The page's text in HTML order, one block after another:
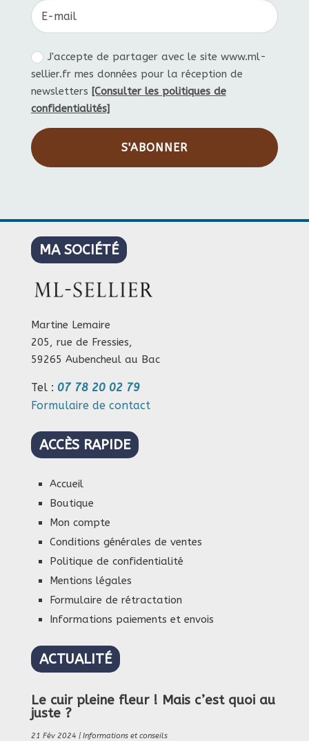
J'accepte de partager avec le site www.ml-
sellier.fr mes données pour la réception de
newsletters [Consulter les politiques de
confidentialités]
S'ABONNER
MA SOCIÉTÉ
Martine Lemaire
205, rue de Fressies,
59265 Aubencheul au Bac
Tel : 07 78 20 02 79
Formulaire de contact
ACCÈS RAPIDE
Accueil
Boutique
Mon compte
Conditions générales de ventes
Politique de confidentialité
Mentions légales
Formulaire de rétractation
Informations paiements et envois
ACTUALITÉ
Le cuir pleine fleur ! Mais c’est quoi au
juste ?
21 Fév 2024 | Informations et conseils